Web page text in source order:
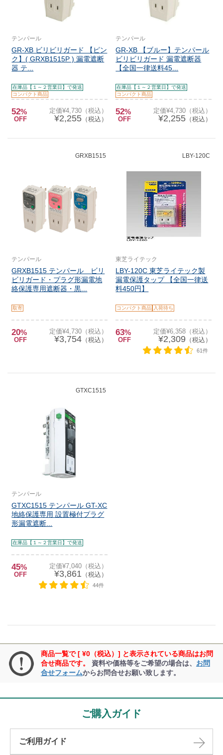
テンパール
GR-XB ビリビリガード 【ピン
ク】( GRXB1515P ) 漏電遮断
器 テ...
在庫品【１～２営業日】で発送
コンパクト商品
52%
OFF
定価¥4,730（税込）
¥2,255（税込）
テンパール
GR-XB 【ブルー】テンパール
ビリビリガード 漏電遮断器
【全国一律送料45...
在庫品【１～２営業日】で発送
コンパクト商品
52%
OFF
定価¥4,730（税込）
¥2,255（税込）
GRXB1515
テンパール
GRXB1515 テンパール ビリ
ビリガード・プラグ形漏電地
絡保護専用遮断器・黒...
取寄
20%
OFF
定価¥4,730（税込）
¥3,754（税込）
LBY-120C
東芝ライテック
LBY-120C 東芝ライテック製
漏電保護タップ 【全国一律送
料450円】
コンパクト商品 入荷待ち
63%
OFF
定価¥6,358（税込）
¥2,309 （税込）
61件
GTXC1515
テンパール
GTXC1515 テンパール GT-XC
地絡保護専用 設置極付プラグ
形漏電遮断...
在庫品【１～２営業日】で発送
45%
OFF
定価¥7,040（税込）
¥3,861 （税込）
44件
商品一覧で [ ¥0（税込）] と表示されている商品はお問
合せ商品です。
資料や価格等をご希望の場合は、 お問
合せフォームからお問合せお願い致します。
ご購入ガイド
ご利用ガイド